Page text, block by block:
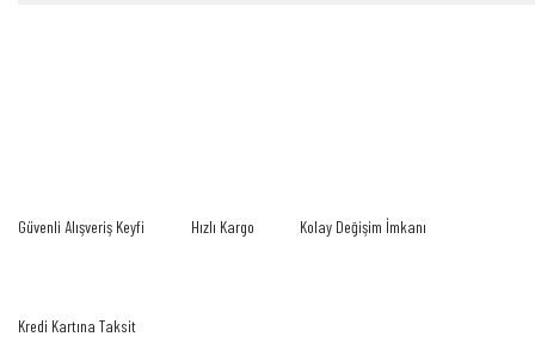
Ürün açıklamasında eksik bilgiler bulunuyor.
Güvenli Alışveriş Keyfi Hızlı Kargo Kolay Değişim İmkanı
Kredi Kartına Taksit